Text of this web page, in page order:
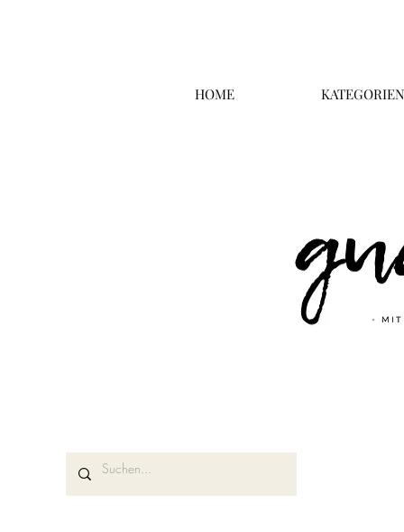
HOME KATEGORIEN